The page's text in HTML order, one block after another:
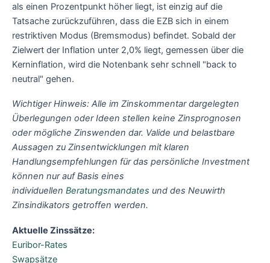
als einen Prozentpunkt höher liegt, ist einzig auf die
Tatsache zurückzuführen, dass die EZB sich in einem
restriktiven Modus (Bremsmodus) befindet. Sobald der
Zielwert der Inflation unter 2,0% liegt, gemessen über die
Kerninflation, wird die Notenbank sehr schnell "back to
neutral" gehen.
Wichtiger Hinweis: Alle im Zinskommentar dargelegten
Überlegungen oder Ideen stellen keine Zinsprognosen
oder mögliche Zinswenden dar. Valide und belastbare
Aussagen zu Zinsentwicklungen mit klaren
Handlungsempfehlungen für das persönliche Investment
können nur auf Basis eines
individuellen Beratungsmandates und des Neuwirth
Zinsindikators getroffen werden.
Aktuelle Zinssätze:
Euribor-Rates
Swapsätze